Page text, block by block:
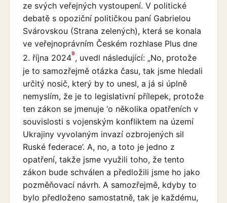
ze svých veřejných vystoupení. V politické
debatě s opoziční političkou paní Gabrielou
Svárovskou (Strana zelených), která se konala
ve veřejnoprávním Českém rozhlase Plus dne
2. října 20249, uvedl následující: „No, protože
je to samozřejmě otázka času, tak jsme hledali
určitý nosič, který by to unesl, a já si úplně
nemyslím, že je to legislativní přílepek, protože
ten zákon se jmenuje ‘o několika opatřeních v
souvislosti s vojenským konfliktem na území
Ukrajiny vyvolaným invazí ozbrojených sil
Ruské federace’. A, no, a toto je jedno z
opatření, takže jsme využili toho, že tento
zákon bude schválen a předložili jsme ho jako
pozměňovací návrh. A samozřejmě, kdyby to
bylo předloženo samostatně, tak je každému,